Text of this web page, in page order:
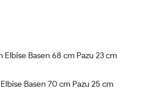
Basen 68 cm Pazu 23 cm
Basen 70 cm Pazu 25 cm